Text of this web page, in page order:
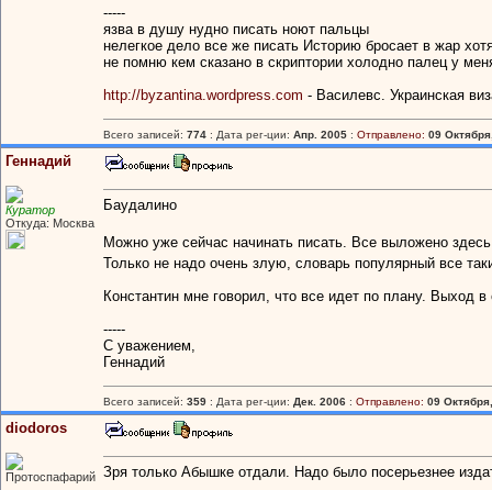
-----
язва в душу нудно писать ноют пальцы
нелегкое дело все же писать Историю бросает в жар
не помню кем сказано в скриптории холодно палец у
http://byzantina.wordpress.com - Василевс. Украинская
Всего записей: 774 : Дата рег-ции: Апр. 2005 : Отправлено: 09
Геннадий
Куратор
Откуда: Москва
Баудалино
Можно уже сейчас начинать писать. Все выложено
Только не надо очень злую, словарь популярный все
Константин мне говорил, что все идет по плану. Выход в
-----
С уважением,
Геннадий
Всего записей: 359 : Дата рег-ции: Дек. 2006 : Отправлено: 09
diodoros
Протоспафарий Зря только Абышке отдали. Надо было посерьезнее